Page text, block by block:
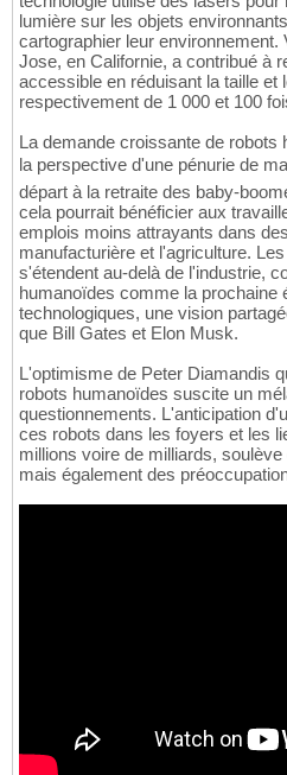
lumière sur les objets
cartographier leur environnement.
Jose, en Californie, a contribué à
accessible en réduisant la taille et
respectivement de 1 000 et 100
La demande croissante de
la perspective d'une pénurie de
départ à la retraite des baby-
cela pourrait bénéficier aux
emplois moins attrayants dans
manufacturière et l'agriculture.
s'étendent au-delà de l'industrie,
humanoïdes comme la prochaine
technologiques, une vision
que Bill Gates et Elon Musk.
L'optimisme de Peter Diamandis
robots humanoïdes suscite un
questionnements. L'anticipation
ces robots dans les foyers et les
millions voire de milliards,
mais également des